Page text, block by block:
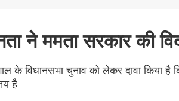
ने ममता सरकार की
के विधानसभा चुनाव को लेकर दावा किया है
है